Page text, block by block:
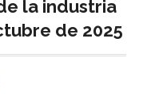
la industria
de 2025